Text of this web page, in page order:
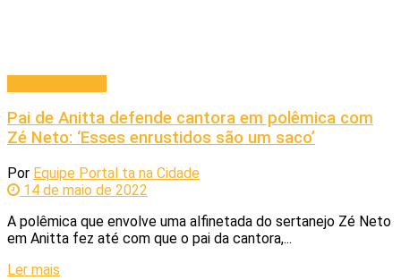
Pai de Anitta defende cantora em polêmica com
Zé Neto: ‘Esses enrustidos são um saco’
Por Equipe Portal ta na Cidade
14 de maio de 2022
A polêmica que envolve uma alfinetada do sertanejo Zé Neto
em Anitta fez até com que o pai da cantora,...
Ler mais